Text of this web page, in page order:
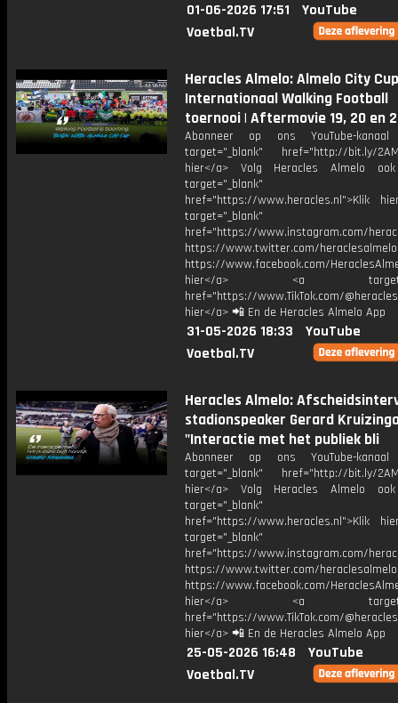
01-06-2026 17:51
YouTube
Voetbal.TV
Heracles Almelo: Almelo City
Internationaal Walking Football
toernooi | Aftermovie 19, 20 en 2
Abonneer op ons YouTube-
target="_blank" href="http://bit.ly/
hier</a> Volg Heracles Almelo
target="_blank"
href="https://www.heracles.nl">Klik
target="_blank"
href="https://www.instagram.com/
https://www.twitter.com/heraclesalmelo
https://www.facebook.com/
hier</a> <a
href="https://www.TikTok.com/
hier</a> 📲 En de Heracles Almelo App
31-05-2026 18:33
YouTube
Voetbal.TV
Heracles Almelo:
stadionspeaker Gerard
"Interactie met het publiek bli
Abonneer op ons YouTube-
target="_blank" href="http://bit.ly/
hier</a> Volg Heracles Almelo
target="_blank"
href="https://www.heracles.nl">Klik
target="_blank"
href="https://www.instagram.com/
https://www.twitter.com/heraclesalmelo
https://www.facebook.com/
hier</a> <a
href="https://www.TikTok.com/
hier</a> 📲 En de Heracles Almelo App
25-05-2026 16:48
YouTube
Voetbal.TV